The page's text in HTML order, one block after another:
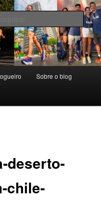
Sobre o blog
deserto-
chile-